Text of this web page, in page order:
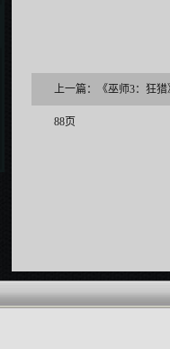
上一篇： 《巫师3：狂
88页